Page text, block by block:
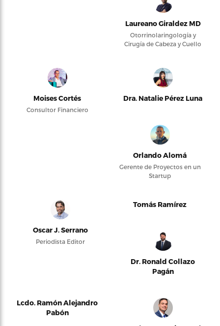
Laureano Giraldez MD
Otorrinolaringología y
Cirugía de Cabeza y Cuello
Moises Cortés
Consultor Financiero
Dra. Natalie Pérez Luna
Orlando Alomá
Gerente de Proyectos en un
Startup
Oscar J. Serrano
Periodista Editor
Tomás Ramírez
Dr. Ronald Collazo
Pagán
Lcdo. Ramón Alejandro
Pabón